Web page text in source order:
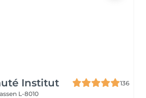
Institut
136
L-8010